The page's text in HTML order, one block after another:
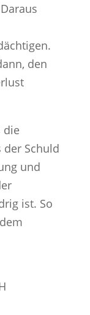
den
die
der Schuld
und
ist. So